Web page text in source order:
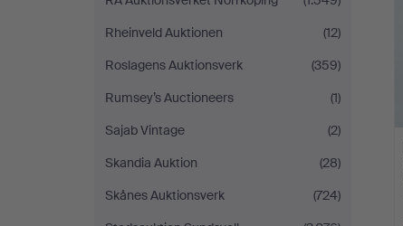
Rheinveld Auktionen
(12)
Roslagens Auktionsverk
(359)
Rumsey’s Auctioneers
(1)
Sajab Vintage
(2)
Skandia Auktion
(28)
Skånes Auktionsverk
(724)